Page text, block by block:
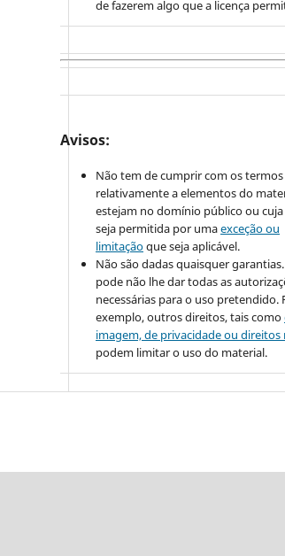
de fazerem algo que a licença
Avisos:
Não tem de cumprir com os termos
relativamente a elementos do
estejam no domínio público ou
seja permitida por umaexceção ou
limitaçãoque seja aplicável.
Não são dadas quaisquer
pode não lhe dar todas as
necessárias para o uso pretendido.
exemplo, outros direitos, tais como
imagem, de privacidade ou direitos
podem limitar o uso do material.